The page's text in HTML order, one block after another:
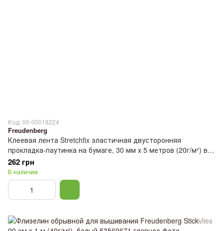
Код: 00-00018224
Freudenberg
Клеевая лента Stretchfix эластичная двусторонняя
прокладка-паутинка на бумаге, 30 мм х 5 метров (20г/м²) в
блистере, Freudenberg 53597541
262 грн
В наличии